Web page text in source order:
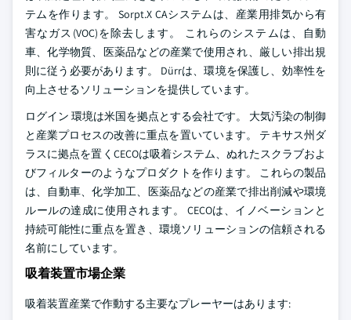
テムを作ります。 Sorpt.X CAシステムは、産業用排気から有
害なガス(VOC)を除去します。 これらのシステムは、自動
車、化学物質、医薬品などの産業で使用され、厳しい排出規
則に従う必要があります。 Dürrは、環境を保護し、効率性を
向上させるソリューションを提供しています。
ログイン 環境は米国を拠点とする会社です。 大気汚染の制御
と産業プロセスの改善に重点を置いています。 テキサス州ダ
ラスに拠点を置くCECOは吸着システム、ぬれたスクラブおよ
びフィルターのようなプロダクトを作ります。 これらの製品
は、自動車、化学加工、医薬品などの産業で排出削減や環境
ルールの達成に使用されます。 CECOは、イノベーションと
持続可能性に重点を置き、環境ソリューションの信頼される
名前にしています。
吸着装置市場企業
吸着装置産業で作動する主要なプレーヤーはあります: